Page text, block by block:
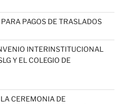
PAGOS DE TRASLADOS
INTERINSTITUCIONAL
Y EL COLEGIO DE
CEREMONIA DE